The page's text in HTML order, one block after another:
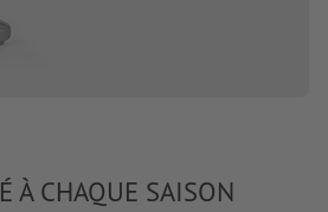
À CHAQUE SAISON